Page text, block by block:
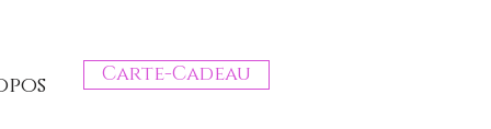
Carte-Cadeau